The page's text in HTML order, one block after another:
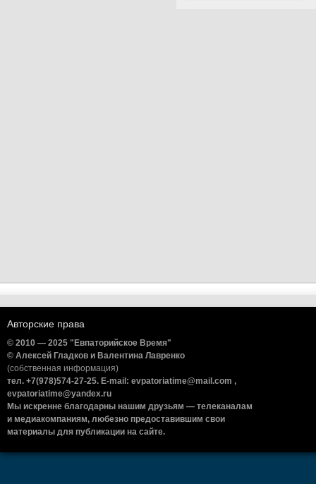
Авторские права
© 2010 — 2025 "Евпаторийское Время"
© Алексей Гладков и Валентина Лавренко
(собственная информация)
тел. +7(978)574-27-25. E-mail: evpatoriatime@mail.com ,
evpatoriatime@yandex.ru
Мы искренне благодарны нашим друзьям — телеканалам
и медиакомпаниям, любезно предоставившим свои
материалы для публикации на сайте.